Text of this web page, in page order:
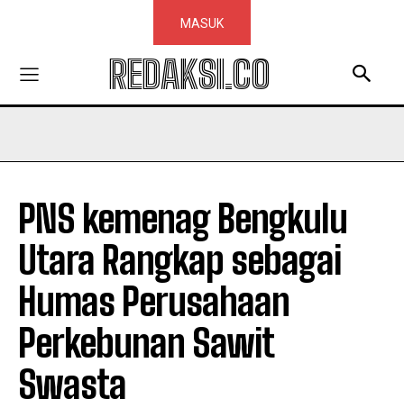
MASUK
REDAKSI.CO
PNS kemenag Bengkulu
Utara Rangkap sebagai
Humas Perusahaan
Perkebunan Sawit
Swasta